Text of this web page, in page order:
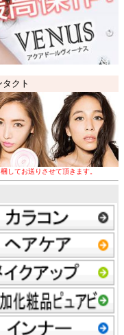
クト
してお送りさせて頂きます